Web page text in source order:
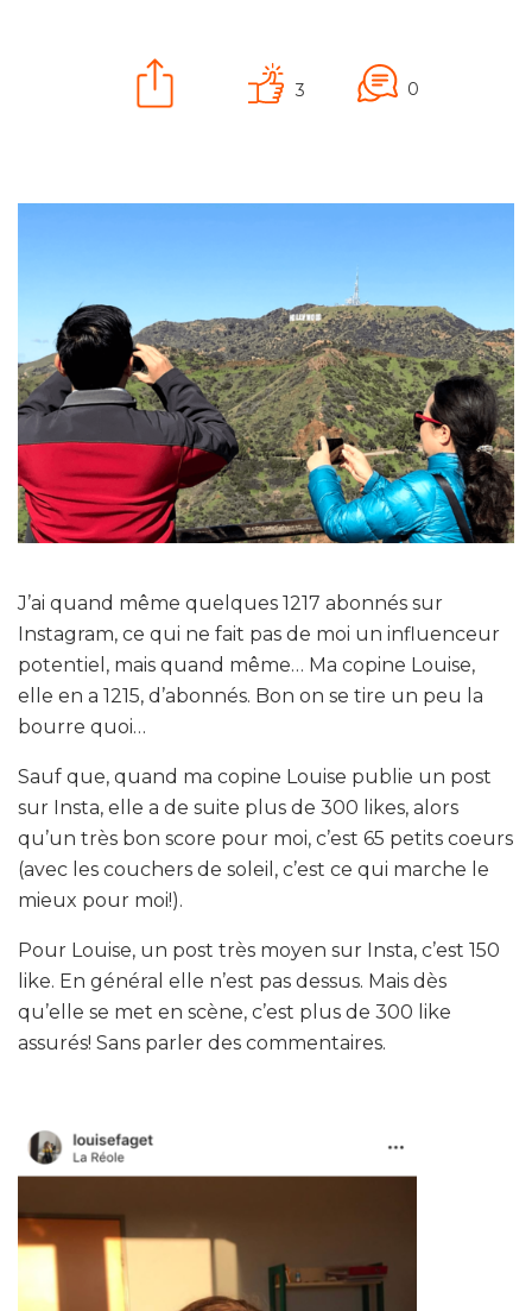
3 0
J’ai quand même quelques 1217 abonnés sur
Instagram, ce qui ne fait pas de moi un influenceur
potentiel, mais quand même… Ma copine Louise,
elle en a 1215, d’abonnés. Bon on se tire un peu la
bourre quoi…
Sauf que, quand ma copine Louise publie un post
sur Insta, elle a de suite plus de 300 likes, alors
qu’un très bon score pour moi, c’est 65 petits coeurs
(avec les couchers de soleil, c’est ce qui marche le
mieux pour moi!).
Pour Louise, un post très moyen sur Insta, c’est 150
like. En général elle n’est pas dessus. Mais dès
qu’elle se met en scène, c’est plus de 300 like
assurés! Sans parler des commentaires.